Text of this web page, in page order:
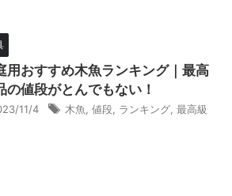
用おすすめ木魚ランキング｜最高
の値段がとんでもない！
11/4 木魚 値段 ランキング 最高級